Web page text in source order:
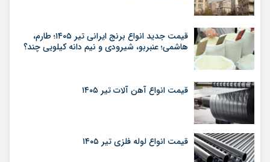
قیمت جدید انواع برنج ایرانی تیر ۱۴۰۵؛ طارم،
هاشمی؛ عنبربو، شیرودی و نیم دانه کیلویی چند؟
قیمت انواع آهن آلات تیر ۱۴۰۵
قیمت انواع لوله فلزی تیر ۱۴۰۵